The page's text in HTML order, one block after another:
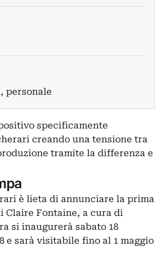
personale
specificamente
creando una tensione tra
tramite la differenza e
è lieta di annunciare la prima
Claire Fontaine, a cura di
si inaugurerà sabato 18
e sarà visitabile fino al 1 maggio